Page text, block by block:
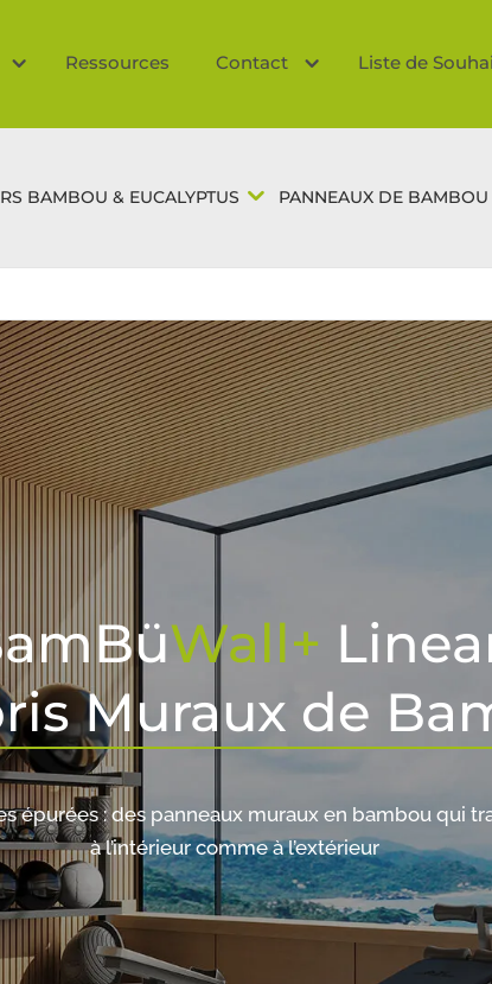
Ressources Contact Liste de
BAMBOU & EUCALYPTUS PANNEAUX DE BAMBOU
Wall+
Muraux de
épurées : des panneaux muraux en bambou qui
à l’intérieur comme à l’extérieur